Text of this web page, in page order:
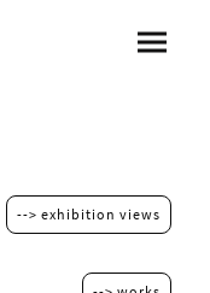
--> exhibition views